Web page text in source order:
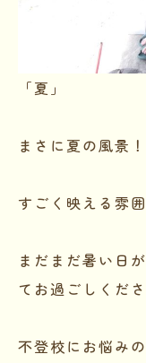
「夏」
まさに夏の風景！
すごく映える雰
まだまだ暑い日
てお過ごしくださ
不登校にお悩み